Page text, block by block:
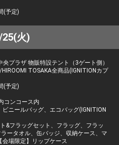
(予定)
25(火)
プラザ 物販特設テント（3ゲート側）
TOSAKA全商品(IGNITIONカプ
(予定)
コンコース内
ニールバッグ、エコバッグ(IGNITION
&フラッグセット、フラッグ、フラッ
ータオル、缶バッジ、収納ケース、マ
場限定】リップケース